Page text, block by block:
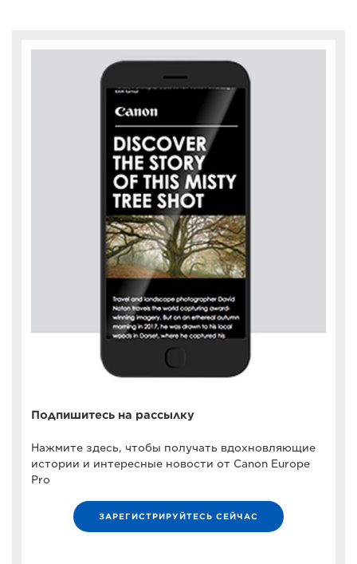
Подпишитесь на рассылку
Нажмите здесь, чтобы получать вдохновляющие
истории и интересные новости от Canon Europe
Pro
ЗАРЕГИСТРИРУЙТЕСЬ СЕЙЧАС